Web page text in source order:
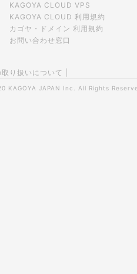
KAGOYA CLOUD VPS
KAGOYA CLOUD 利用規約
カゴヤ・ドメイン 利用規約
お問い合わせ窓口
り扱いについて
KAGOYA JAPAN Inc. All Rights